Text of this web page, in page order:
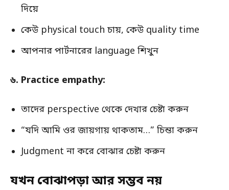
দিয়ে
কেউ physical touch চায়, কেউ quality time
আপনার পার্টনারের language শিখুন
৬. Practice empathy:
তাদের perspective থেকে দেখার চেষ্টা করুন
“যদি আমি ওর জায়গায় থাকতাম…” চিন্তা করুন
Judgment না করে বোঝার চেষ্টা করুন
যখন বোঝাপড়া আর সম্ভব নয়